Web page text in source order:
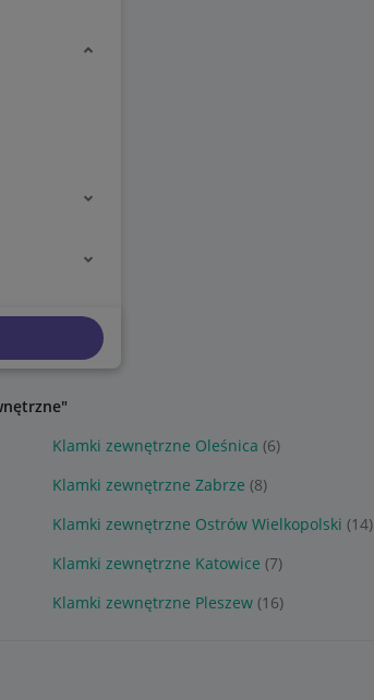
Klamki zewnętrzne Oleśnica (6)
Klamki zewnętrzne Zabrze (8)
Klamki zewnętrzne Ostrów Wielkopolski (14)
Klamki zewnętrzne Katowice (7)
Klamki zewnętrzne Pleszew (16)